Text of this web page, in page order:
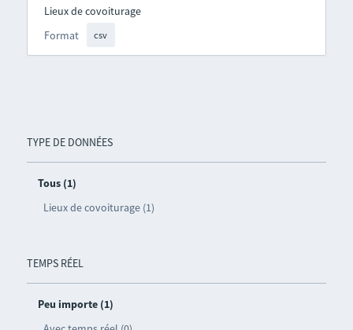
TYPE DE DONNÉES
Tous (1)
Lieux de covoiturage (1)
TEMPS RÉEL
Peu importe (1)
Format csv
Lieux de covoiturage